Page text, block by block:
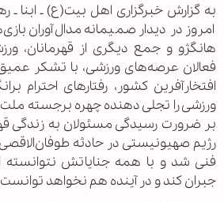
به گزارش خبرگزاری اهل بیت(ع) ـ ابنا ـ
امروز در دیدار صمیمانه مدال‌آوران
هانگژو و جمع دیگری از قهرمانان،
فعالان عرصه‌های ورزشی، با تشکر عمیق
افتخارآفرین کشور، رفتارهای احترام
ورزشی را تجلی دهنده چهره برجسته ملت
بر ضرورت رسیدگی مسئولان به زندگی
رژیم صهیونیستی در حادثه
فنی شد و با همه جنایاتش
جبران کند و در آینده هم نخواهد